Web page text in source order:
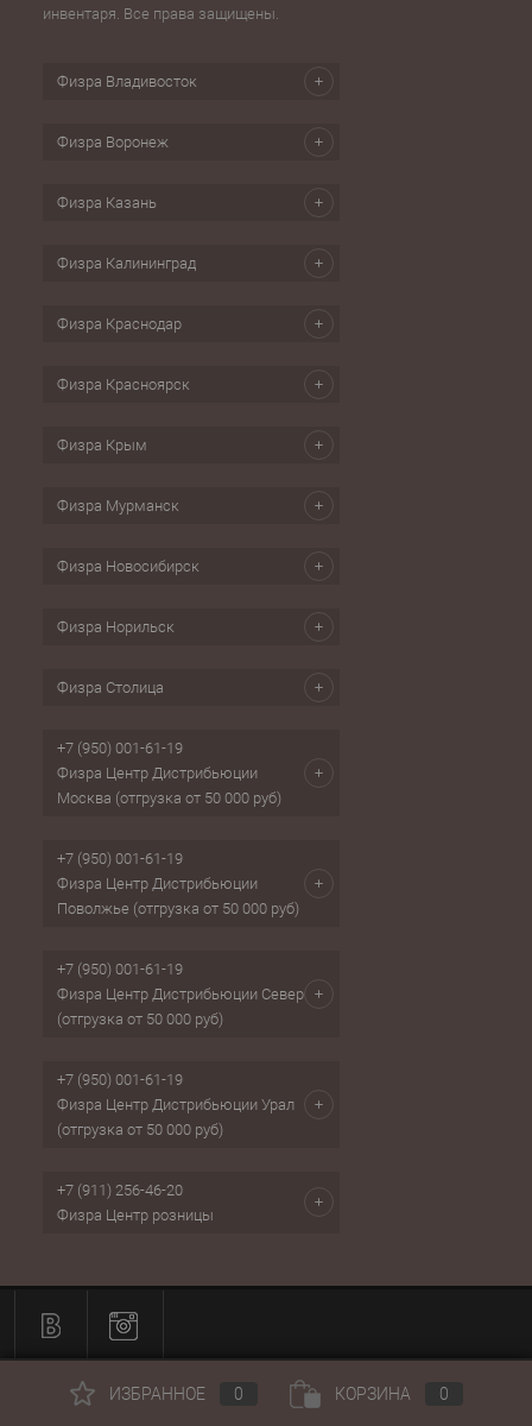
инвентаря. Все права защищены.
Физра Владивосток
Физра Воронеж
Физра Казань
Физра Калининград
Физра Краснодар
Физра Красноярск
Физра Крым
Физра Мурманск
Физра Новосибирск
Физра Норильск
Физра Столица
+7 (950) 001-61-19
Физра Центр Дистрибьюции
Москва (отгрузка от 50 000 руб)
+7 (950) 001-61-19
Физра Центр Дистрибьюции
Поволжье (отгрузка от 50 000 руб)
+7 (950) 001-61-19
Физра Центр Дистрибьюции Север
(отгрузка от 50 000 руб)
+7 (950) 001-61-19
Физра Центр Дистрибьюции Урал
(отгрузка от 50 000 руб)
+7 (911) 256-46-20
Физра Центр розницы
ИЗБРАННОЕ 0 КОРЗИНА 0